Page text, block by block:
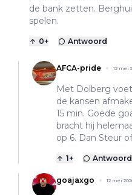
de bank zetten.
spelen.
0+ Antwoord
AFCA-pride 12 mei
Met Dolberg
de kansen
15 min. Goede
bracht hij
op 6. Dan Steur
1+ Antwoord
goajaxgo 12 mei